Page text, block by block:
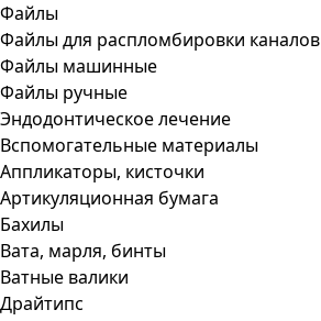
Файлы
Файлы для распломбировки каналов
Файлы машинные
Файлы ручные
Эндодонтическое лечение
Вспомогательные материалы
Аппликаторы, кисточки
Артикуляционная бумага
Бахилы
Вата, марля, бинты
Ватные валики
Драйтипс